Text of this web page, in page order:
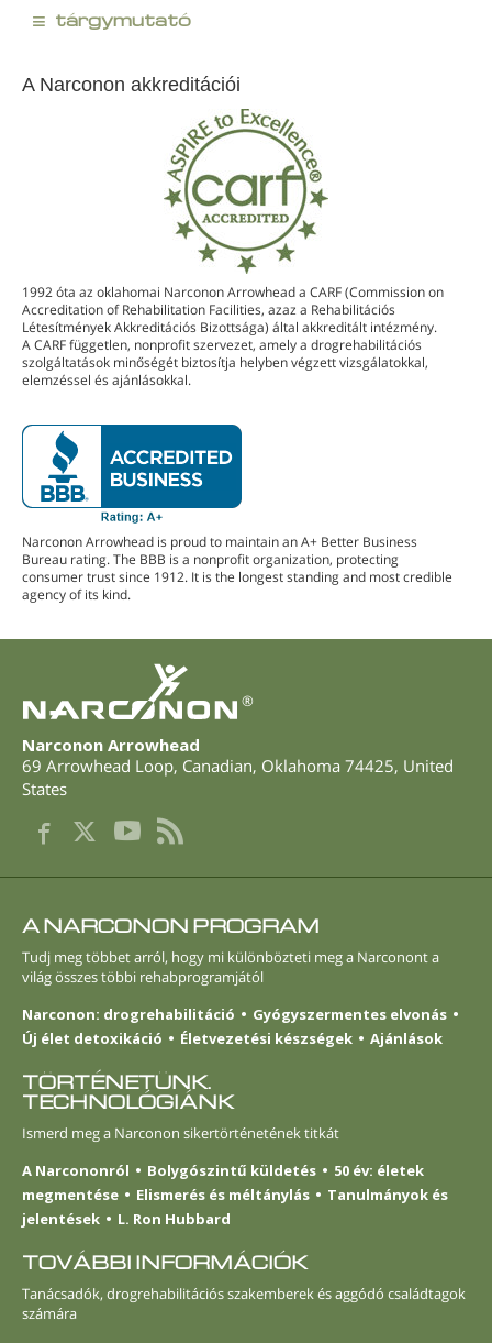
≡ tárgymutató
A Narconon akkreditációi
1992 óta az oklahomai Narconon Arrowhead a CARF (Commission on
Accreditation of Rehabilitation Facilities, azaz a Rehabilitációs
Létesítmények Akkreditációs Bizottsága) által akkreditált intézmény.
A CARF független, nonprofit szervezet, amely a drogrehabilitációs
szolgáltatások minőségét biztosítja helyben végzett vizsgálatokkal,
elemzéssel és ajánlásokkal.
Narconon Arrowhead is proud to maintain an A+ Better Business
Bureau rating. The BBB is a nonprofit organization, protecting
consumer trust since 1912. It is the longest standing and most credible
agency of its kind.
®
Narconon Arrowhead
69 Arrowhead Loop, Canadian, Oklahoma 74425, United
States
A NARCONON PROGRAM
Tudj meg többet arról, hogy mi különbözteti meg a Narconont a
világ összes többi rehabprogramjától
Narconon: drogrehabilitáció
Gyógyszermentes elvonás
Új élet detoxikáció
Életvezetési készségek Ajánlások
TÖRTÉNETÜNK.
TECHNOLÓGIÁNK
Ismerd meg a Narconon sikertörténetének titkát
A Narcononról
Bolygószintű küldetés
50 év: életek
megmentése
Elismerés és méltánylás
Tanulmányok és
jelentések
L. Ron Hubbard
TOVÁBBI INFORMÁCIÓK
Tanácsadók, drogrehabilitációs szakemberek és aggódó családtagok
számára